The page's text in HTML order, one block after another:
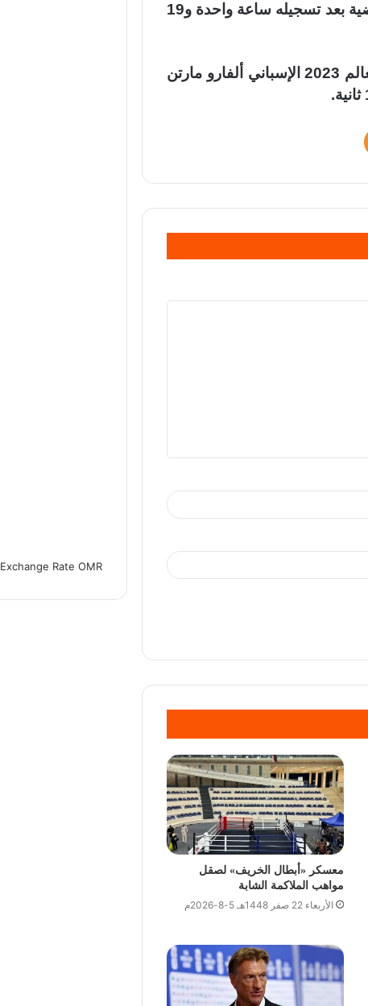
وحصل البرازيلي كايو بونفيم على المركز الثاني والميدالية الفضية بعد تسجيله ساعة واحدة و19
أما المركز الثالث والميدالية البرونزية فكانا من نصيب بطل العالم 2023 الإسباني ألفارو مارتن
معسكر «أبطال الخريف» لصقل
مواهب الملاكمة الشابة
الأربعاء 22 صفر 1448هـ 5-8-2026م
Exchange Rate OMR